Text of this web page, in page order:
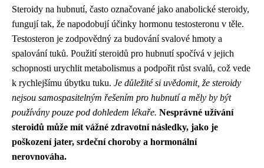
Steroidy na hubnutí, často označované jako anabolické steroidy,
fungují tak, že napodobují účinky hormonu testosteronu v těle.
Testosteron je zodpovědný za budování svalové hmoty a
spalování tuků. Použití steroidů pro hubnutí spočívá v jejich
schopnosti urychlit metabolismus a podpořit růst svalů, což vede
k rychlejšímu úbytku tuku. Je důležité si uvědomit, že steroidy
nejsou samospasitelným řešením pro hubnutí a měly by být
používány pouze pod dohledem lékaře. Nesprávné užívání
steroidů může mít vážné zdravotní následky, jako je
poškození jater, srdeční choroby a hormonální
nerovnováha.